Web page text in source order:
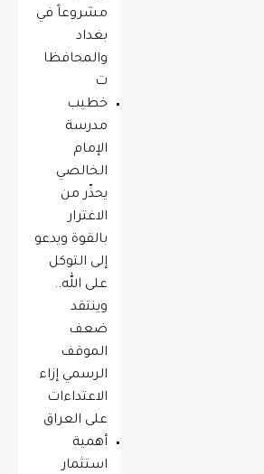
مشروعاً في
بغداد
والمحافظا
ت
خطيب
مدرسة
الإمام
الخالصي
يحذّر من
الاغترار
بالقوة ويدعو
إلى التوكل
على الله..
وينتقد
ضعف
الموقف
الرسمي إزاء
الاعتداءات
على العراق
أهمية
استثمار